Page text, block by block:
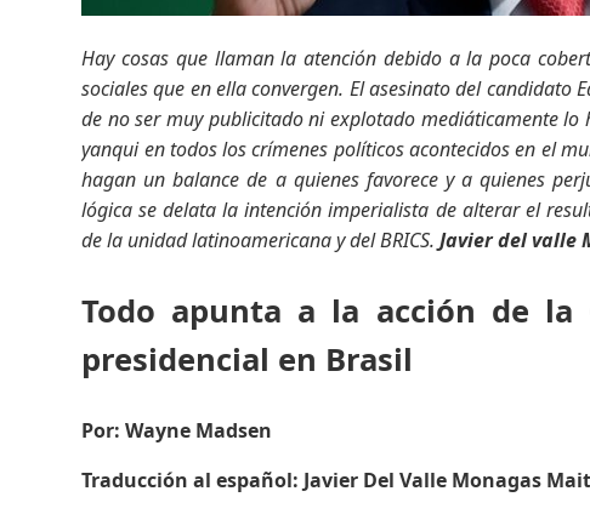
Hay cosas que llaman la atención debido a la poca
sociales que en ella convergen. El asesinato del candidato
de no ser muy publicitado ni explotado mediáticamente lo
yanqui en todos los crímenes políticos acontecidos en el
hagan un balance de a quienes favorece y a quienes
lógica se delata la intención imperialista de alterar el
de la unidad latinoamericana y del BRICS.Javier del valle
Todo apunta a la acción de
presidencial en Brasil
Por: Wayne Madsen
Traducción al español: Javier Del Valle Monagas